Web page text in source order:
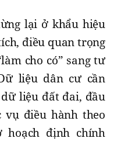
lại ở khẩu hiệu
điều quan trọng
cho có” sang tư
liệu dân cư cần
liệu đất đai, đầu
vụ điều hành theo
định chính